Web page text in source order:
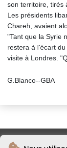
son territoire, tirés
Les présidents
Chareh, avaient
"Tant que la Syrie
restera à l'écart
visite à Londres.
G.Blanco--GBA